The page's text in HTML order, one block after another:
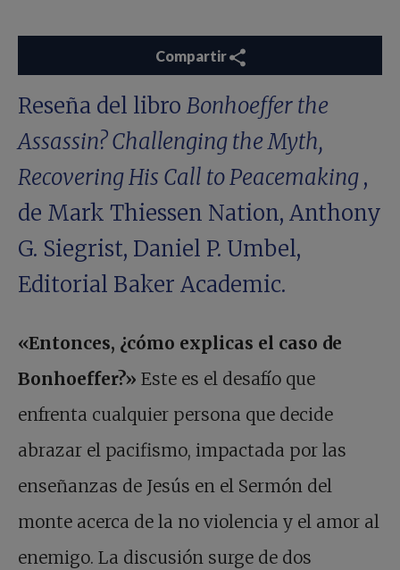
Compartir
Reseña del libro Bonhoeffer the
Assassin? Challenging the Myth,
Recovering His Call to Peacemaking,
de Mark Thiessen Nation, Anthony
G. Siegrist, Daniel P. Umbel,
Editorial Baker Academic.
«Entonces, ¿cómo explicas el caso de
Bonhoeffer?» Este es el desafío que
enfrenta cualquier persona que decide
abrazar el pacifismo, impactada por las
enseñanzas de Jesús en el Sermón del
monte acerca de la no violencia y el amor al
enemigo. La discusión surge de dos